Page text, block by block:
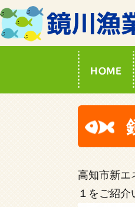
高知市新エ
１をご紹介